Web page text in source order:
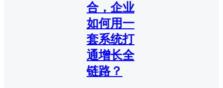
合，企业
如何用一
套系统打
通增长全
链路？